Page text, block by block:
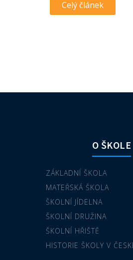
Celý článek
O ŠKOLE
ZÁKLADNÍ ŠKOLA
MATEŘSKÁ ŠKOLA
ŠKOLNÍ JÍDELNA
ŠKOLNÍ DRUŽINA
ŠKOLNÍ HŘIŠTĚ
HISTORIE ŠKOLY V